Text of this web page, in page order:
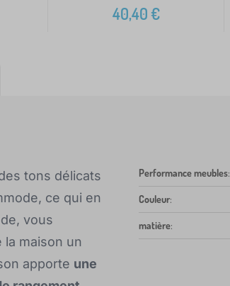
40,40€
tons délicats
ce qui en
vous
maison un
apporte une
Performance meubles:
Couleur:
matière: